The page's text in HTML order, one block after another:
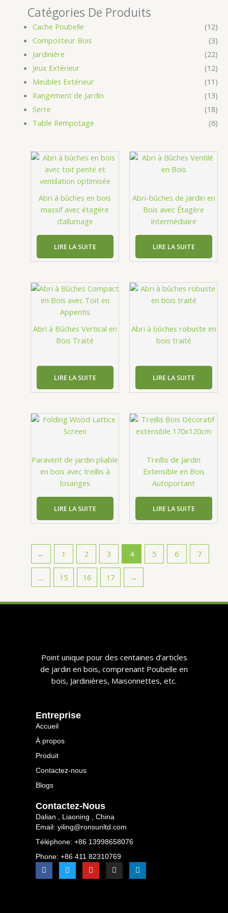
Catégories De Produits
Cache Poubelle
(12)
Composteur Bois
(3)
Jardinière
(22)
Jeux Extérieur
(12)
Meubles Extérieur
(11)
Rangement de Jardin
(13)
Serre
(18)
Table Rempotage
(6)
Abri à bûches en bois
massif avec étagère
d’allumage
LIRE LA SUITE
Abri-bûches de Jardin en
Bois avec Étagère
Intermédiaire
LIRE LA SUITE
Abri à Bûches Vertical en
Bois Traité
LIRE LA SUITE
Abri à bûches robuste en
bois traité
LIRE LA SUITE
Paravent de jardin pliable
en bois avec treillis à
losanges
LIRE LA SUITE
Treillis de Jardin
Extensible en Bois
Autoportant
LIRE LA SUITE
← 1 2 3 4 5 6 7
… 15 16 17 →
​​Point unique pour des centaines d’articles
de jardin en bois, comprenant Poubelle en
bois, Jardinières, Maisonnettes, etc.​​
​​entreprise​​
Accueil
À propos
Produit
Contactez-nous
Blogs
Contactez-Nous
Dalian , Liaoning , China
Email: yiling@ronsunltd.com
Téléphone: +86 13998658076
Phone: +86 411 82310769
F
a
c
T
w
i
Y
o
u
I
n
s
L
i
n